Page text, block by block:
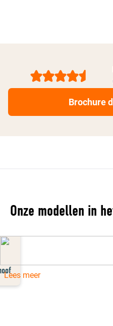
Brochure
Onze modellen in
Lees meer